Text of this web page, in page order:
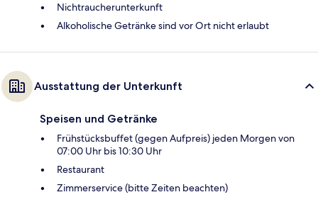
Nichtraucherunterkunft
Alkoholische Getränke sind vor Ort nicht erlaubt
Ausstattung der Unterkunft
Speisen und Getränke
Frühstücksbuffet (gegen Aufpreis) jeden Morgen von
07:00 Uhr bis 10:30 Uhr
Restaurant
Zimmerservice (bitte Zeiten beachten)